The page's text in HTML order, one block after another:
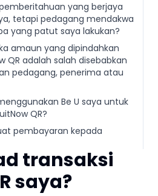
yang berjaya
tetapi pedagang mendakwa
yang patut saya lakukan?
amaun yang dipindahkan
QR adalah salah disebabkan
pedagang, penerima atau
Be U saya untuk
QR?
pembayaran kepada
transaksi
saya?